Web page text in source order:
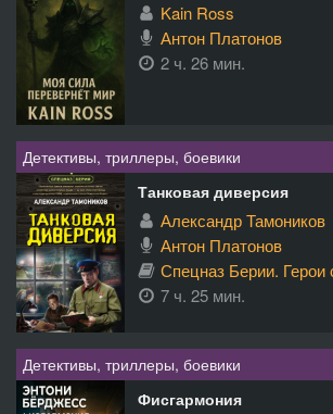
Kain Ross
Антон Платонов
2 ч. 26 мин.
Детективы, триллеры, боевики
Танковая диверсия
Александр Тамоников
Антон Платонов
Спецназ Берии. Герои
7 ч. 25 мин.
Детективы, триллеры, боевики
Фисгармония